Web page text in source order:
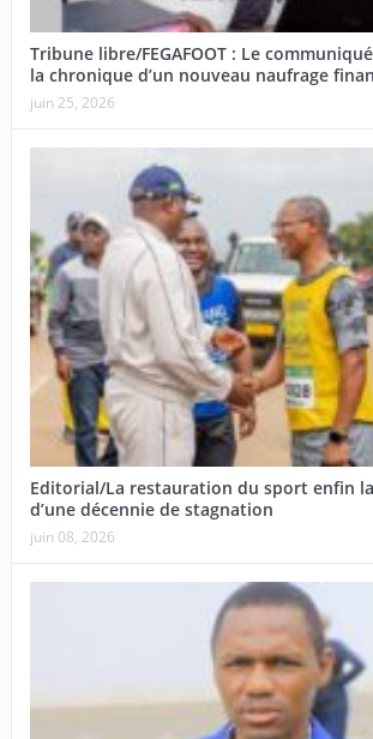
Tribune libre/FEGAFOOT : Le
la chronique d’un nouveau naufrage
juin 25, 2026
Editorial/La restauration du sport enfin
d’une décennie de stagnation
juin 08, 2026